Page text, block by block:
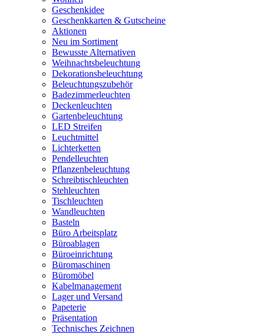
Geschenkidee
Geschenkkarten & Gutscheine
Aktionen
Neu im Sortiment
Bewusste Alternativen
Weihnachtsbeleuchtung
Dekorationsbeleuchtung
Beleuchtungszubehör
Badezimmerleuchten
Deckenleuchten
Gartenbeleuchtung
LED Streifen
Leuchtmittel
Lichterketten
Pendelleuchten
Pflanzenbeleuchtung
Schreibtischleuchten
Stehleuchten
Tischleuchten
Wandleuchten
Basteln
Büro Arbeitsplatz
Büroablagen
Büroeinrichtung
Büromaschinen
Büromöbel
Kabelmanagement
Lager und Versand
Papeterie
Präsentation
Technisches Zeichnen